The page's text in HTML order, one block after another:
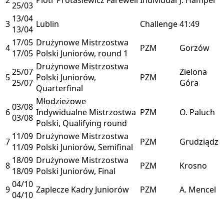
25/03
3 13/04
13/04 Lublin Challenge41:49
4 17/05
17/05
Drużynowe Mistrzostwa
Polski Juniorów, round 1
PZM Gorzów
525/07
25/07
Drużynowe Mistrzostwa
Polski Juniorów,
Quarterfinal
PZM
Zielona
Góra
603/08
03/08
Młodzieżowe
Indywidualne Mistrzostwa
Polski, Qualifying round
PZM O. Paluch
7 11/09
11/09
Drużynowe Mistrzostwa
Polski Juniorów, Semifinal
PZM Grudziądz
8 18/09
18/09
Drużynowe Mistrzostwa
Polski Juniorów, Final
PZM Krosno
904/10
04/10 Zaplecze Kadry Juniorów PZM A. Mencel